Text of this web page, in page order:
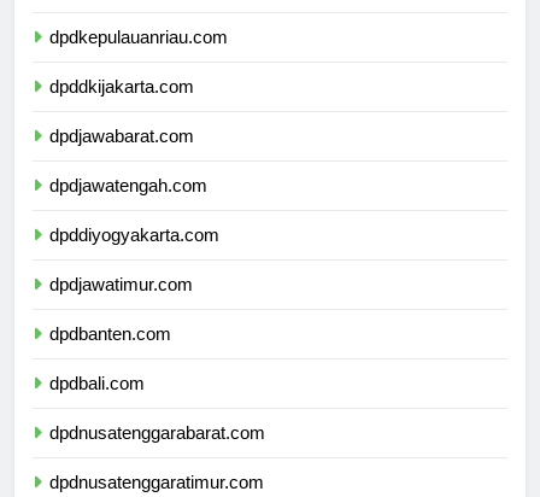
dpdkepulauanriau.com
dpddkijakarta.com
dpdjawabarat.com
dpdjawatengah.com
dpddiyogyakarta.com
dpdjawatimur.com
dpdbanten.com
dpdbali.com
dpdnusatenggarabarat.com
dpdnusatenggaratimur.com